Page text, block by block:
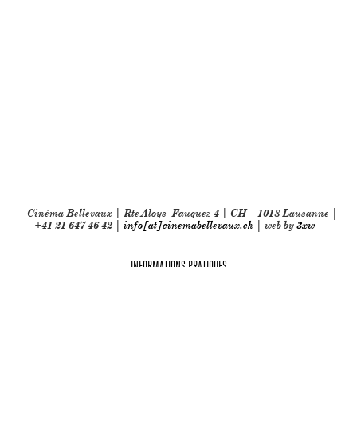
Cinéma Bellevaux | Rte Aloys-Fauquez 4 | CH – 1018 Lausanne |
+41 21 647 46 42 | info[at]cinemabellevaux.ch | web by3xw
INFORMATIONS PRATIQUES